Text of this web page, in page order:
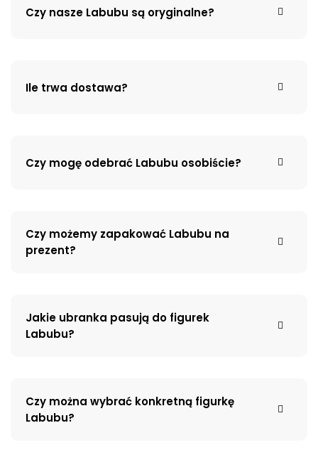
Czy nasze Labubu są oryginalne?
Ile trwa dostawa?
Czy mogę odebrać Labubu osobiście?
Czy możemy zapakować Labubu na
prezent?
Jakie ubranka pasują do figurek
Labubu?
Czy można wybrać konkretną figurkę
Labubu?